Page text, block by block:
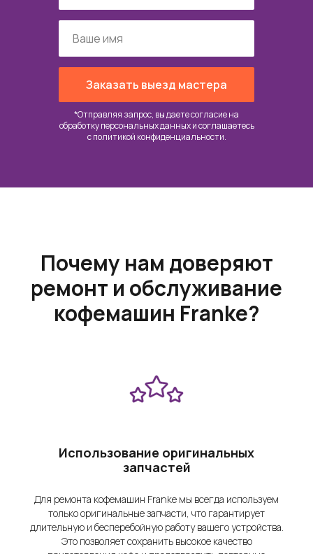
*Отправляя запрос, вы даете согласие на
обработку персональных данных и соглашаетесь
cполитикой конфиденциальности.
Заказать выезд мастера
Почему нам доверяют
ремонт и обслуживание
кофемашин Franke?
Использование оригинальных
запчастей
Для ремонта кофемашин Franke мы всегда используем
только оригинальные запчасти, что гарантирует
длительную и бесперебойную работу вашего устройства.
Это позволяет сохранить высокое качество